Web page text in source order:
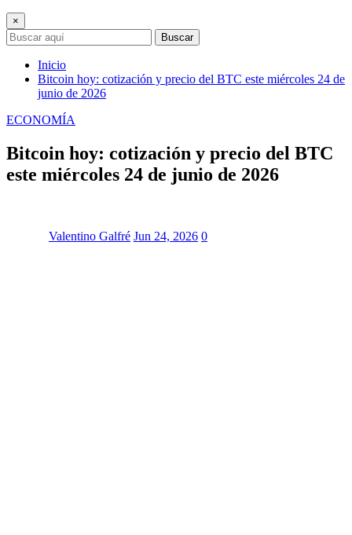
×
Buscar
Inicio
Bitcoin hoy: cotización y precio del BTC este miércoles 24 de
junio de 2026
ECONOMÍA
Bitcoin hoy: cotización y precio del BTC
este miércoles 24 de junio de 2026
Valentino Galfré Jun 24, 2026 0